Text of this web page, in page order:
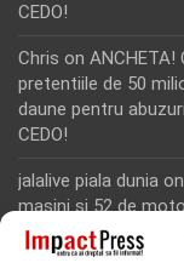
CEDO!
Chris on
pretentiile de 50
daune pentru
CEDO!
jalalive piala dunia on
masini si 52 de
Rodion Camatoritul